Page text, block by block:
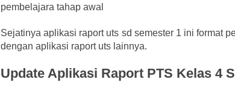
pembelajara tahap awal
Sejatinya aplikasi raport uts sd semester 1 ini format
dengan aplikasi raport uts lainnya.
Update Aplikasi Raport PTS Kelas 4